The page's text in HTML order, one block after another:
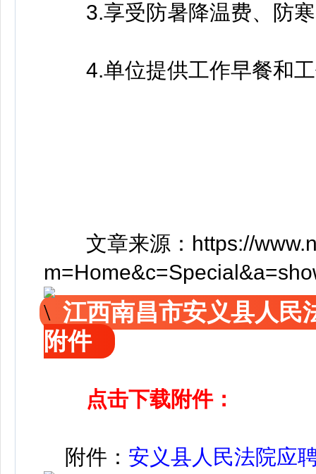
3.享受防暑降温费、防寒
4.单位提供工作早餐和工
文章来源：https://
江西南昌市安义县人民
附件
点击下载附件：
附件： 安义县人民法院应